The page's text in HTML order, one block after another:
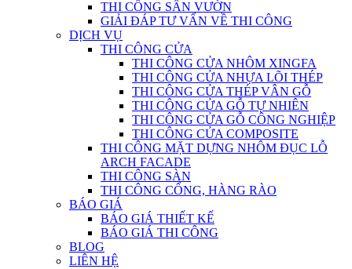
THI CÔNG SÂN VƯỜN
GIẢI ĐÁP TƯ VẤN VỀ THI CÔNG
DỊCH VỤ
THI CÔNG CỬA
THI CÔNG CỬA NHÔM XINGFA
THI CÔNG CỬA NHỰA LÕI THÉP
THI CÔNG CỬA THÉP VÂN GỖ
THI CÔNG CỬA GỖ TỰ NHIÊN
THI CÔNG CỬA GỖ CÔNG NGHIỆP
THI CÔNG CỬA COMPOSITE
THI CÔNG MẶT DỰNG NHÔM ĐỤC LỖ
ARCH FACADE
THI CÔNG SÀN
THI CÔNG CỔNG, HÀNG RÀO
BÁO GIÁ
BÁO GIÁ THIẾT KẾ
BÁO GIÁ THI CÔNG
BLOG
LIÊN HỆ